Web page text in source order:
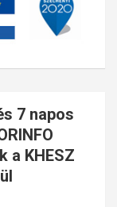
7 napos
a KHESZ